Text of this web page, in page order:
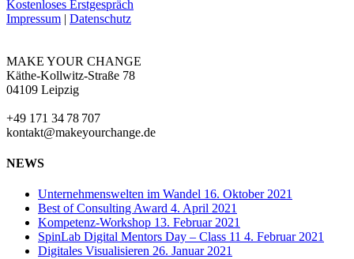
Kostenloses Erstgespräch
Impressum | Datenschutz
MAKE YOUR CHANGE
Käthe-Kollwitz-Straße 78
04109 Leipzig
+49 171 34 78 707
kontakt@makeyourchange.de
NEWS
Unternehmenswelten im Wandel 16. Oktober 2021
Best of Consulting Award 4. April 2021
Kompetenz-Workshop 13. Februar 2021
SpinLab Digital Mentors Day – Class 11 4. Februar 2021
Digitales Visualisieren 26. Januar 2021